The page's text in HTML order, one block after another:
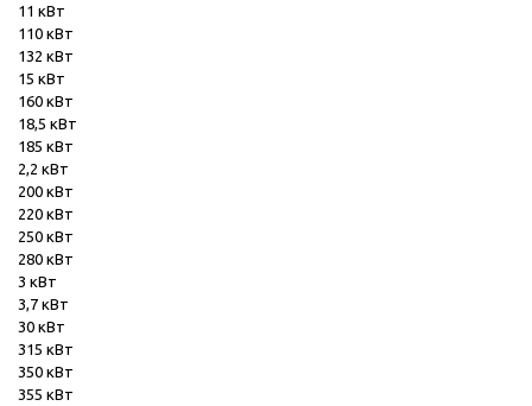
11 кВт
110 кВт
132 кВт
15 кВт
160 кВт
18,5 кВт
185 кВт
2,2 кВт
200 кВт
220 кВт
250 кВт
280 кВт
3 кВт
3,7 кВт
30 кВт
315 кВт
350 кВт
355 кВт